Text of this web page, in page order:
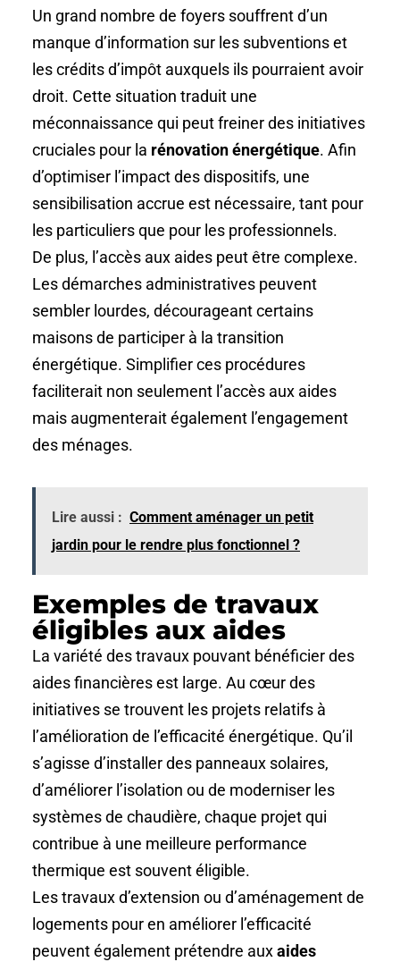
Un grand nombre de foyers souffrent d’un
manque d’information sur les subventions et
les crédits d’impôt auxquels ils pourraient avoir
droit. Cette situation traduit une
méconnaissance qui peut freiner des initiatives
cruciales pour la rénovation énergétique. Afin
d’optimiser l’impact des dispositifs, une
sensibilisation accrue est nécessaire, tant pour
les particuliers que pour les professionnels.
De plus, l’accès aux aides peut être complexe.
Les démarches administratives peuvent
sembler lourdes, décourageant certains
maisons de participer à la transition
énergétique. Simplifier ces procédures
faciliterait non seulement l’accès aux aides
mais augmenterait également l’engagement
des ménages.
Lire aussi : Comment aménager un petit
jardin pour le rendre plus fonctionnel ?
Exemples de travaux
éligibles aux aides
La variété des travaux pouvant bénéficier des
aides financières est large. Au cœur des
initiatives se trouvent les projets relatifs à
l’amélioration de l’efficacité énergétique. Qu’il
s’agisse d’installer des panneaux solaires,
d’améliorer l’isolation ou de moderniser les
systèmes de chaudière, chaque projet qui
contribue à une meilleure performance
thermique est souvent éligible.
Les travaux d’extension ou d’aménagement de
logements pour en améliorer l’efficacité
peuvent également prétendre auxaides